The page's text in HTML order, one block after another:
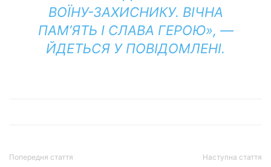
ВОЇНУ-ЗАХИСНИКУ. ВІЧНА
ПАМ’ЯТЬ І СЛАВА ГЕРОЮ», —
ЙДЕТЬСЯ У ПОВІДОМЛЕНІ.
Попередня стаття Наступна стаття